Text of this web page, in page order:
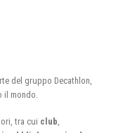
del gruppo Decathlon,
il mondo.
tra cui club